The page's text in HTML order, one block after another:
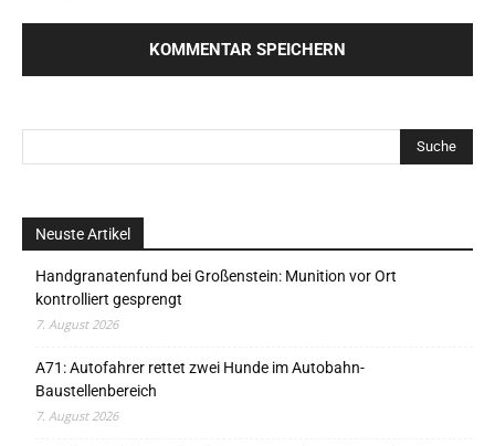
Neuste Artikel
Handgranatenfund bei Großenstein: Munition vor Ort
kontrolliert gesprengt
7. August 2026
A71: Autofahrer rettet zwei Hunde im Autobahn-
Baustellenbereich
7. August 2026